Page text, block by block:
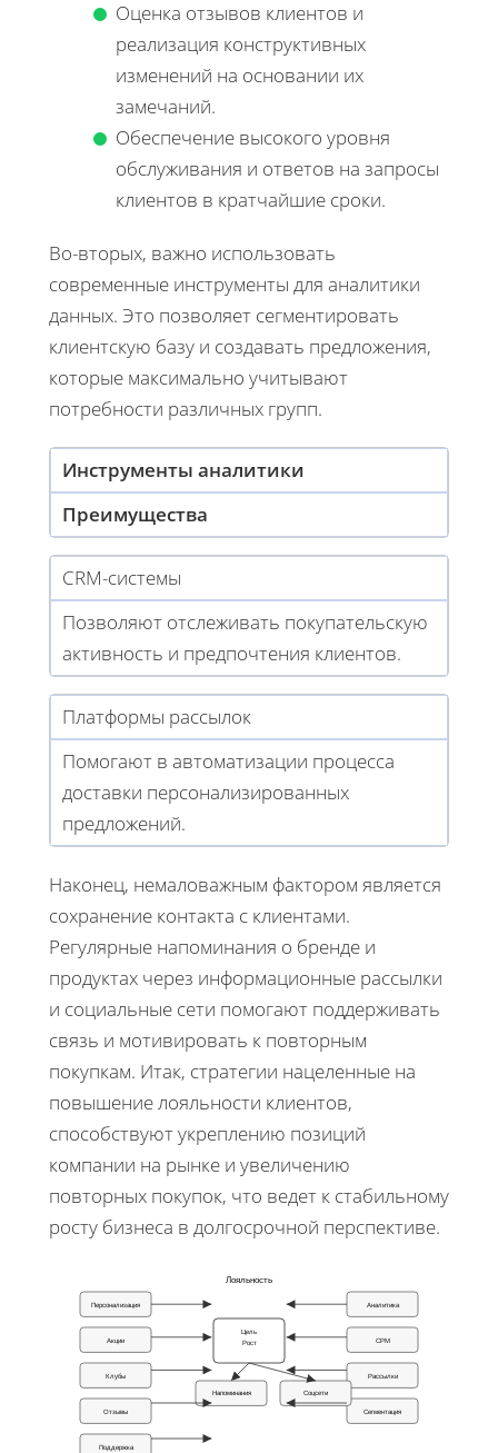
Оценка отзывов клиентов и
реализация конструктивных
изменений на основании их
замечаний.
Обеспечение высокого уровня
обслуживания и ответов на запросы
клиентов в кратчайшие сроки.
Во-вторых, важно использовать
современные инструменты для аналитики
данных. Это позволяет сегментировать
клиентскую базу и создавать предложения,
которые максимально учитывают
потребности различных групп.
Инструменты аналитики
Преимущества
CRM-системы
Позволяют отслеживать покупательскую
активность и предпочтения клиентов.
Платформы рассылок
Помогают в автоматизации процесса
доставки персонализированных
предложений.
Наконец, немаловажным фактором является
сохранение контакта с клиентами.
Регулярные напоминания о бренде и
продуктах через информационные рассылки
и социальные сети помогают поддерживать
связь и мотивировать к повторным
покупкам. Итак, стратегии нацеленные на
повышение лояльности клиентов,
способствуют укреплению позиций
компании на рынке и увеличению
повторных покупок, что ведет к стабильному
росту бизнеса в долгосрочной перспективе.
Лояльность
Персонализация
Акции
Клубы
Отзывы
Поддержка
Цель
Рост
Аналитика
СРМ
Рассылки
Сегментация
Напоминания Соцсети